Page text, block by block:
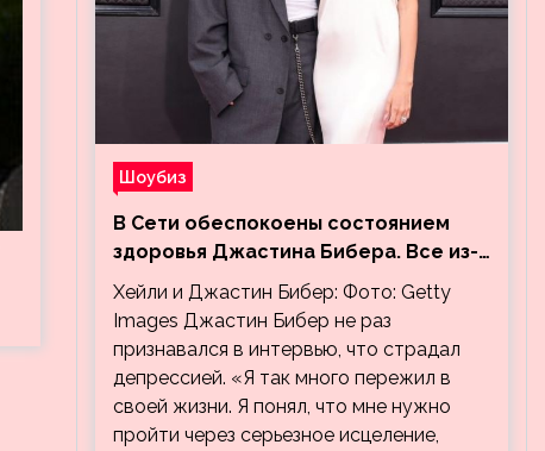
Шоубиз
В Сети обеспокоены состоянием
здоровья Джастина Бибера. Все из-
за видео, на котором его
успокаивает Хейли
Хейли и Джастин Бибер: Фото: Getty
Images Джастин Бибер не раз
признавался в интервью, что страдал
депрессией. «Я так много пережил в
своей жизни. Я понял, что мне нужно
пройти через серьезное исцеление,